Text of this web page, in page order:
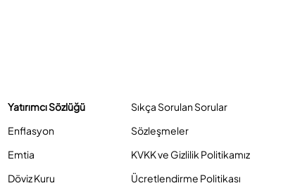
Yatırımcı Sözlüğü
Enflasyon
Emtia
Döviz Kuru
Sıkça Sorulan Sorular
Sözleşmeler
KVKK ve Gizlilik Politikamız
Ücretlendirme Politikası